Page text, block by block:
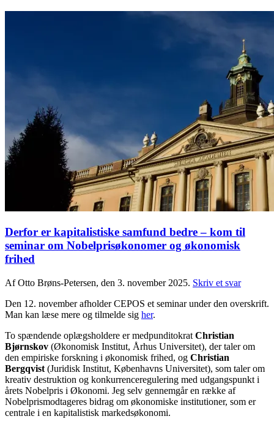
Derfor er kapitalistiske samfund bedre – kom til
seminar om Nobelprisøkonomer og økonomisk
frihed
Af Otto Brøns-Petersen, den 3. november 2025. Skriv et svar
Den 12. november afholder CEPOS et seminar under den overskrift.
Man kan læse mere og tilmelde sig her.
To spændende oplægsholdere er medpunditokrat Christian
Bjørnskov (Økonomisk Institut, Århus Universitet), der taler om
den empiriske forskning i økonomisk frihed, og Christian
Bergqvist (Juridisk Institut, Københavns Universitet), som taler om
kreativ destruktion og konkurrenceregulering med udgangspunkt i
årets Nobelpris i Økonomi. Jeg selv gennemgår en række af
Nobelprismodtageres bidrag om økonomiske institutioner, som er
centrale i en kapitalistisk markedsøkonomi.